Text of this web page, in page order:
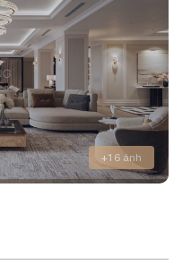
+16 ảnh